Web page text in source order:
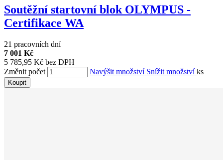
Soutěžní startovní blok OLYMPUS -
Certifikace WA
21 pracovních dní
7 001 Kč
5 785,95 Kč bez DPH
Změnit počet
Navýšit množství Snížit množstvíks
Koupit